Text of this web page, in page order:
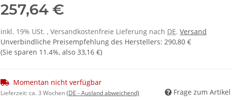
257,64 €
inkl. 19% USt. , Versandkostenfreie Lieferung nach DE. Versand
Unverbindliche Preisempfehlung des Herstellers: 290,80 €
(Sie sparen 11.4%, also 33,16 €)
Momentan nicht verfügbar
Lieferzeit:ca. 3 Wochen(DE - Ausland abweichend) Frage zum Artikel